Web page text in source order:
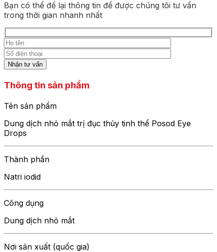
Bạn có thể để lại thông tin để được chúng tôi tư vấn
trong thời gian nhanh nhất
Thông tin sản phẩm
Tên sản phẩm
Dung dịch nhỏ mắt trị đục thủy tinh thể Posod Eye
Drops
Thành phần
Natri iodid
Công dụng
Dung dịch nhỏ mắt
Nơi sản xuất (quốc gia)